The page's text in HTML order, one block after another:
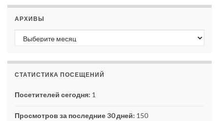
АРХИВЫ
Архивы
СТАТИСТИКА ПОСЕЩЕНИЙ
Посетителей сегодня: 1
Просмотров за последние 30 дней: 150